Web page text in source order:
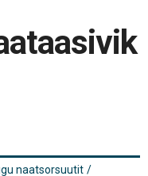
naatsorsuutit /